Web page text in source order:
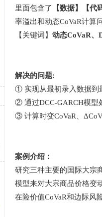
里面包含了
【数据】【代
率溢出和动态CoVaR计算
【关键词】 动态CoVaR、
解决的问题:
① 实现从最初录入数据到
② 通过DCC-GARCH模型
③ 计算时变CoVaR、
案例介绍：
研究三种主要的国际大宗
模型来对大宗商品价格变
在险价值CoVaR和边际风